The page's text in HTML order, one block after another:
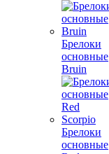
Брелоки
основные
Bruin
Брелоки
основные